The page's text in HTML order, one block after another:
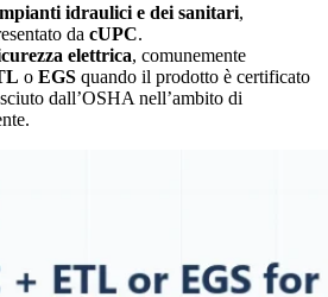
idraulici e dei sanitari,
da cUPC.
elettrica, comunemente
o EGS quando il prodotto è certificato
dall’OSHA nell’ambito di